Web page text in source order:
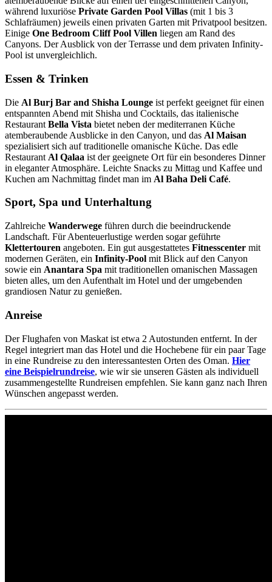
während luxuriöse Private Garden Pool Villas (mit 1 bis 3
Schlafräumen) jeweils einen privaten Garten mit Privatpool besitzen.
Einige One Bedroom Cliff Pool Villen liegen am Rand des
Canyons. Der Ausblick von der Terrasse und dem privaten Infinity-
Pool ist unvergleichlich.
Essen & Trinken
Die Al Burj Bar and Shisha Lounge ist perfekt geeignet für einen
entspannten Abend mit Shisha und Cocktails, das italienische
Restaurant Bella Vista bietet neben der mediterranen Küche
atemberaubende Ausblicke in den Canyon, und das Al Maisan
spezialisiert sich auf traditionelle omanische Küche. Das edle
Restaurant Al Qalaa ist der geeignete Ort für ein besonderes Dinner
in eleganter Atmosphäre. Leichte Snacks zu Mittag und Kaffee und
Kuchen am Nachmittag findet man im Al Baha Deli Café.
Sport, Spa und Unterhaltung
Zahlreiche Wanderwege führen durch die beeindruckende
Landschaft. Für Abenteuerlustige werden sogar geführte
Klettertouren angeboten. Ein gut ausgestattetes Fitnesscenter mit
modernen Geräten, ein Infinity-Pool mit Blick auf den Canyon
sowie ein Anantara Spa mit traditionellen omanischen Massagen
bieten alles, um den Aufenthalt im Hotel und der umgebenden
grandiosen Natur zu genießen.
Anreise
Der Flughafen von Maskat ist etwa 2 Autostunden entfernt. In der
Regel integriert man das Hotel und die Hochebene für ein paar Tage
in eine Rundreise zu den interessantesten Orten des Oman. Hier
eine Beispielrundreise, wie wir sie unseren Gästen als individuell
zusammengestellte Rundreisen empfehlen. Sie kann ganz nach Ihren
Wünschen angepasst werden.